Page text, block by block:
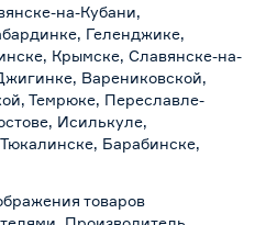
на-Кубани,
Геленджике,
Крымске, Славянске-на-
Варениковской,
Темрюке, Переславле-
Исилькуле,
Барабинске,
товаров